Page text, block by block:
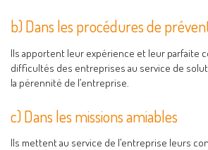
b) Dans les procédures de
Ils apportent leur expérience et leur parfaite
difficultés des entreprises au service de
la pérennité de l’entreprise.
c) Dans les missions amiables
Ils mettent au service de l’entreprise leurs